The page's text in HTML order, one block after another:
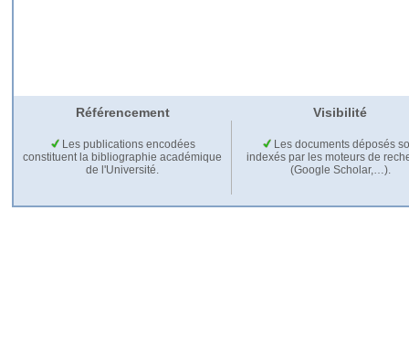
Référencement Visibilité
Les publications encodées
constituent la bibliographie académique
de l'Université.
Les documents déposés
indexés par les moteurs de
(Google Scholar,…).